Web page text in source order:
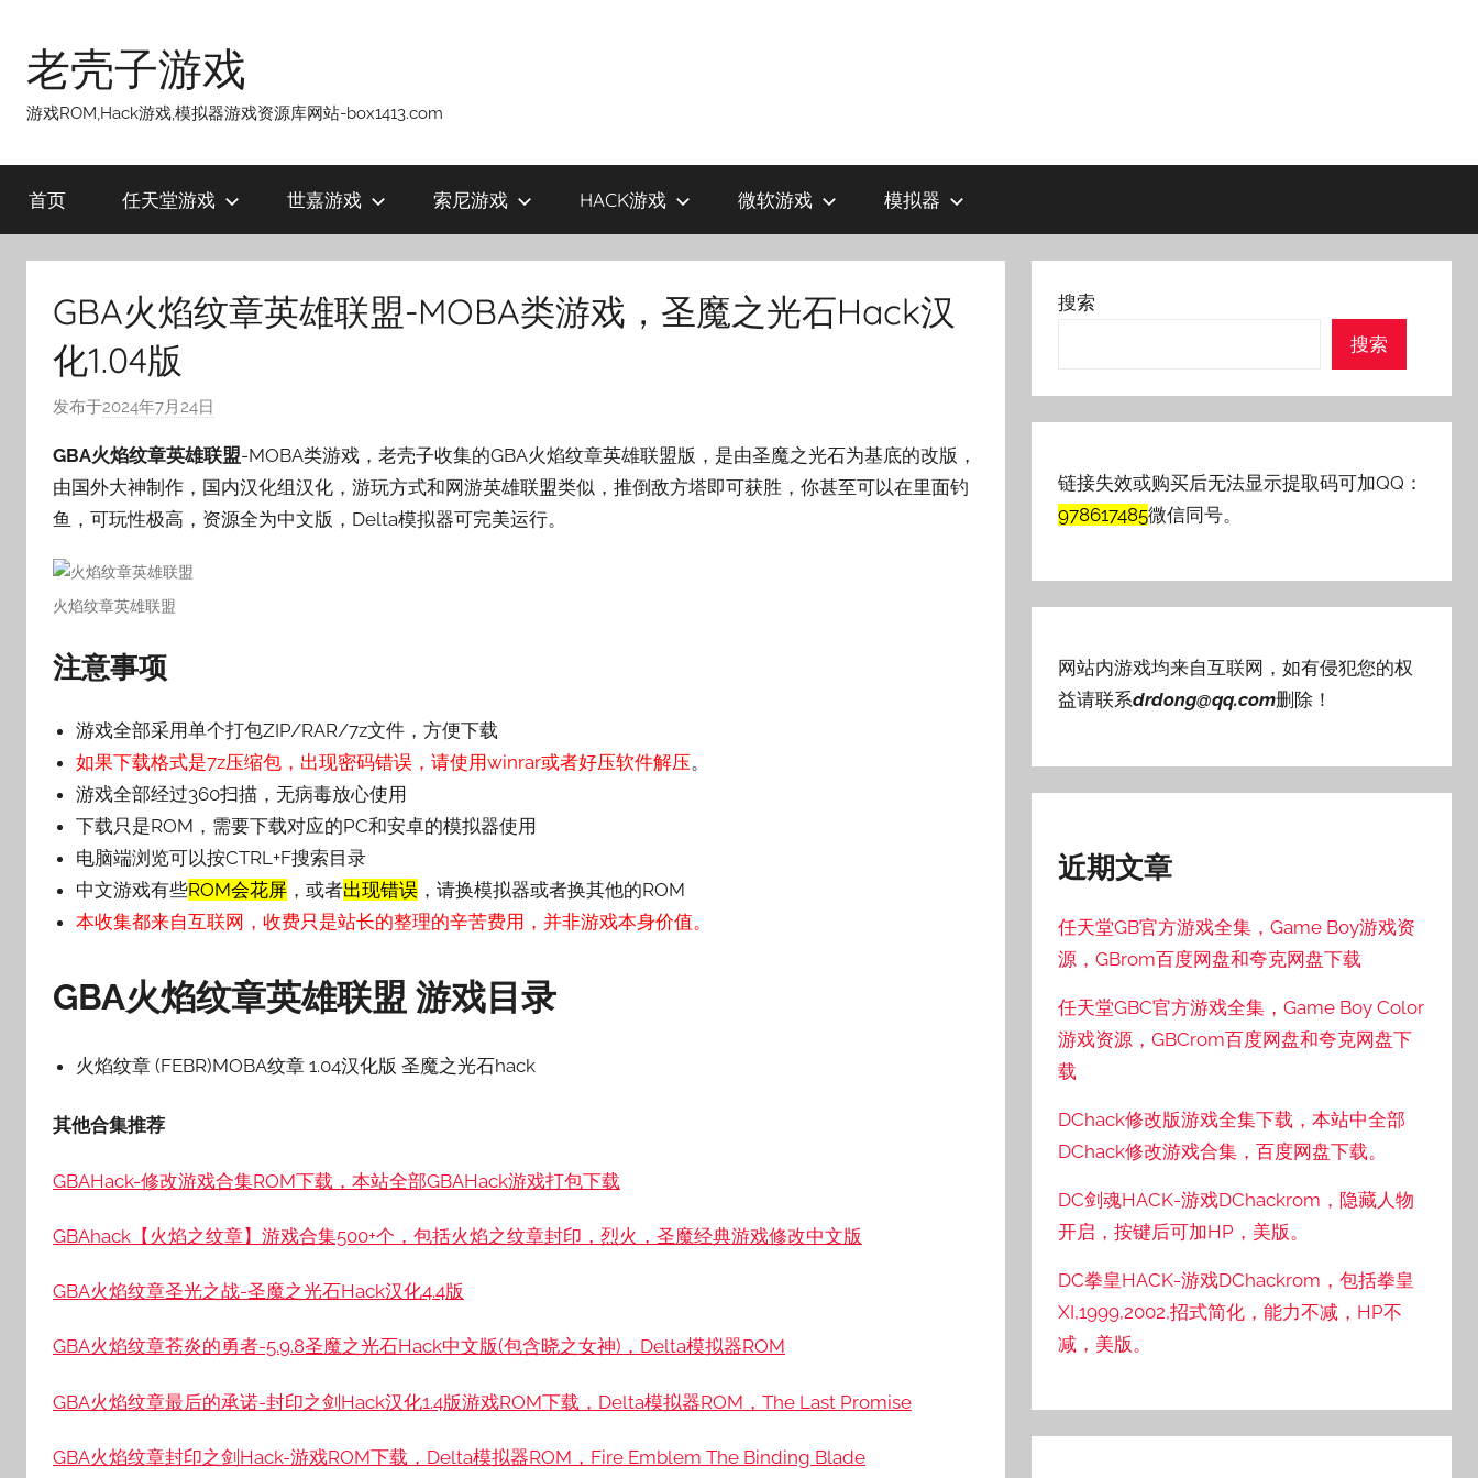
老壳子游戏
游戏ROM,Hack游戏,模拟器游戏资源库网站-box1413.com
首页 任天堂游戏 世嘉游戏 索尼游戏 HACK游戏 微软游戏 模拟器
GBA火焰纹章英雄联盟-MOBA类游戏，圣魔之光石Hack汉
化1.04版
发布于2024年7月24日
:
老
壳
GBA火焰纹章英雄联盟-MOBA类游戏，老壳子收集的GBA火焰纹章英雄联盟版，是由圣魔之光石为基底的改版，
由国外大神制作，国内汉化组汉化，游玩方式和网游英雄联盟类似，推倒敌方塔即可获胜，你甚至可以在里面钓
鱼，可玩性极高，资源全为中文版，Delta模拟器可完美运行。
火焰纹章英雄联盟
注意事项
游戏全部采用单个打包ZIP/RAR/7z文件，方便下载
如果下载格式是7z压缩包，出现密码错误，请使用winrar或者好压软件解压。
游戏全部经过360扫描，无病毒放心使用
下载只是ROM，需要下载对应的PC和安卓的模拟器使用
电脑端浏览可以按CTRL+F搜索目录
中文游戏有些ROM会花屏 ，或者出现错误 ，请换模拟器或者换其他的ROM
本收集都来自互联网，收费只是站长的整理的辛苦费用，并非游戏本身价值。
GBA火焰纹章英雄联盟 游戏目录
火焰纹章 (FEBR)MOBA纹章 1.04汉化版 圣魔之光石hack
其他合集推荐
GBAHack-修改游戏合集ROM下载，本站全部GBAHack游戏打包下载
GBAhack【火焰之纹章】游戏合集500+个，包括火焰之纹章封印，烈火，圣魔经典游戏修改中文版
GBA火焰纹章圣光之战-圣魔之光石Hack汉化4.4版
GBA火焰纹章苍炎的勇者-5.9.8圣魔之光石Hack中文版(包含晓之女神)，Delta模拟器ROM
GBA火焰纹章最后的承诺-封印之剑Hack汉化1.4版游戏ROM下载，Delta模拟器ROM，The Last Promise
GBA火焰纹章封印之剑Hack-游戏ROM下载，Delta模拟器ROM，Fire Emblem The Binding Blade
搜索
搜索
链接失效或购买后无法显示提取码可加QQ：
978617485微信同号。
网站内游戏均来自互联网，如有侵犯您的权
益请联系drdong@qq.com删除！
近期文章
任天堂GB官方游戏全集，Game Boy游戏资
源，GBrom百度网盘和夸克网盘下载
任天堂GBC官方游戏全集，Game Boy Color
游戏资源，GBCrom百度网盘和夸克网盘下
载
DChack修改版游戏全集下载，本站中全部
DChack修改游戏合集，百度网盘下载。
DC剑魂HACK-游戏DChackrom，隐藏人物
开启，按键后可加HP，美版。
DC拳皇HACK-游戏DChackrom，包括拳皇
XI,1999,2002,招式简化，能力不减，HP不
减，美版。